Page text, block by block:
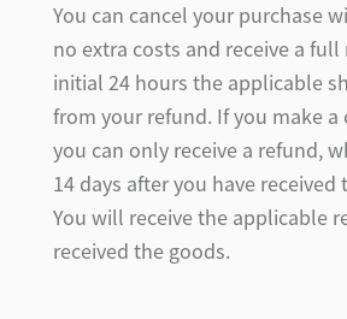
You can cancel your purchase
no extra costs and receive a
initial 24 hours the applicable
from your refund. If you make
you can only receive a refund,
14 days after you have
You will receive the applicable
received the goods.